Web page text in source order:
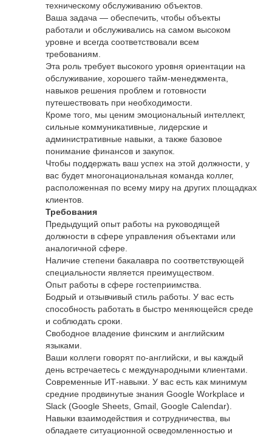
техническому обслуживанию объектов.
Ваша задача — обеспечить, чтобы объекты
работали и обслуживались на самом высоком
уровне и всегда соответствовали всем
требованиям.
Эта роль требует высокого уровня ориентации на
обслуживание, хорошего тайм-менеджмента,
навыков решения проблем и готовности
путешествовать при необходимости.
Кроме того, мы ценим эмоциональный интеллект,
сильные коммуникативные, лидерские и
административные навыки, а также базовое
понимание финансов и закупок.
Чтобы поддержать ваш успех на этой должности, у
вас будет многонациональная команда коллег,
расположенная по всему миру на других площадках
клиентов.
Требования
Предыдущий опыт работы на руководящей
должности в сфере управления объектами или
аналогичной сфере.
Наличие степени бакалавра по соответствующей
специальности является преимуществом.
Опыт работы в сфере гостеприимства.
Бодрый и отзывчивый стиль работы. У вас есть
способность работать в быстро меняющейся среде
и соблюдать сроки.
Свободное владение финским и английским
языками.
Ваши коллеги говорят по-английски, и вы каждый
день встречаетесь с международными клиентами.
Современные ИТ-навыки. У вас есть как минимум
средние продвинутые знания Google Workplace и
Slack (Google Sheets, Gmail, Google Calendar).
Навыки взаимодействия и сотрудничества, вы
обладаете ситуационной осведомленностью и